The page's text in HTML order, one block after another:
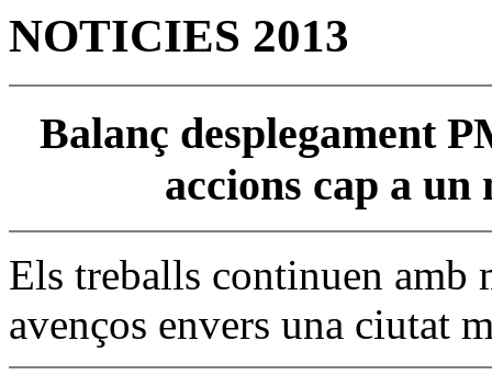
NOTICIES 2013
Balanç desplegament
accions cap a
Els treballs continuen amb
avenços envers una ciutat